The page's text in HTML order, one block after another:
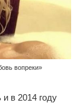
вопреки»
в 2014 году